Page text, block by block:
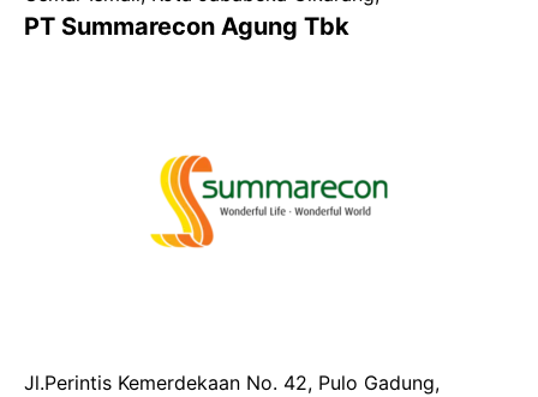
PT Summarecon Agung Tbk
Jl.Perintis Kemerdekaan No. 42, Pulo Gadung,